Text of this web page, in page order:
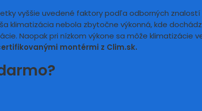
vyššie uvedené faktory podľa odborných znalostí
klimatizácia nebola zbytočne výkonná, kde
Naopak pri nízkom výkone sa môže
montérmi z Clim.sk.